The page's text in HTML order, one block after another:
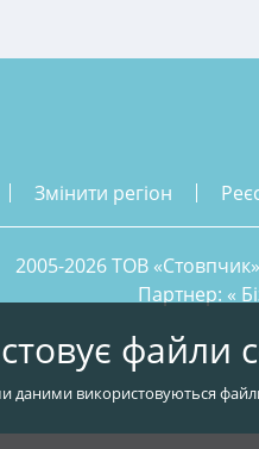
змінити регіон
2005-2026 ТОВ
Партнер: «
файли
даними використовуються